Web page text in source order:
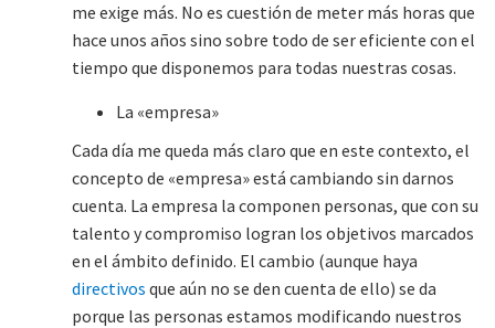
me exige más. No es cuestión de meter más horas que
hace unos años sino sobre todo de ser eficiente con el
tiempo que disponemos para todas nuestras cosas.
La «empresa»
Cada día me queda más claro que en este contexto, el
concepto de «empresa» está cambiando sin darnos
cuenta. La empresa la componen personas, que con su
talento y compromiso logran los objetivos marcados
en el ámbito definido. El cambio (aunque haya
directivos que aún no se den cuenta de ello) se da
porque las personas estamos modificando nuestros